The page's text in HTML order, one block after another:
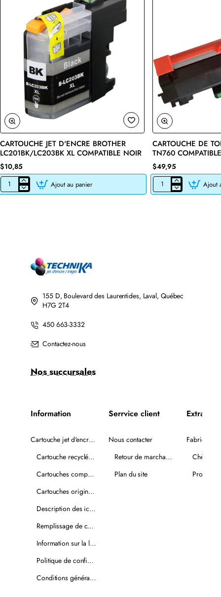
🔥 Bestseller
CARTOUCHE JET D'ENCRE BROTHER
LC201BK/LC203BK XL COMPATIBLE NOIR
$10,85
CARTOUCHE
JET
Ajout au panier
CARTOUCHE DE
TN760
$49,95
CARTOUCHE
DE
Ajout
155 D, Boulevard des Laurentides, Laval, Québec
H7G 2T4
450 663-3332
Contactez-nous
Nos succursales
Information
Cartouche jet d'encre recyclée
Cartouche recyclée PLUS
Cartouches compatibles
Cartouches originales
Description des icônes
Remplissage de cartouches
Information sur la livraison
Politique de confidentialité
Conditions générales de vente
Serrvice client
Nous contacter
Retour de marchandise
Plan du site
Extra
Fabricants